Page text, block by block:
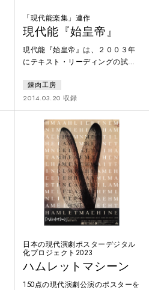
「現代能楽集」連作
現代能『始皇帝』
現代能『始皇帝』は、２００３年
にテキスト・リーディングの試み
い時間をかけて準備を重ね、今回
本格的な現代能として新たに取り
組まれた。詩人那珂太郎の書き下
ろしであるテキストは、漢語を主
体にした簡潔で力強い文体、リズ
ムを持つ。そして、観世銕之丞、
山本東次郎、宝生欣哉などの能界
の実力者の技芸、身体性と那珂太
郎の根源的で斬新なテキストの言
葉が切り結び、響き合うことが試
みられた。
錬肉工房
2014.03.20 収録
日本の現代演劇ポスターデジタル
化プロジェクト2023
ハムレットマシーン
150点の現代演劇公演のポスターを